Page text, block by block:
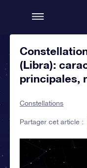
(Libra):
principales,
Constellations
Partager cet article :